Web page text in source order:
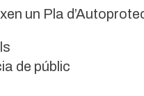
un Pla
de públic